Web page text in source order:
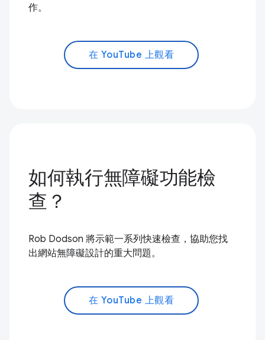
作。
在 YouTube 上觀看
如何執行無障礙功能檢
查？
Rob Dodson 將示範一系列快速檢查，協助您找
出網站無障礙設計的重大問題。
在 YouTube 上觀看